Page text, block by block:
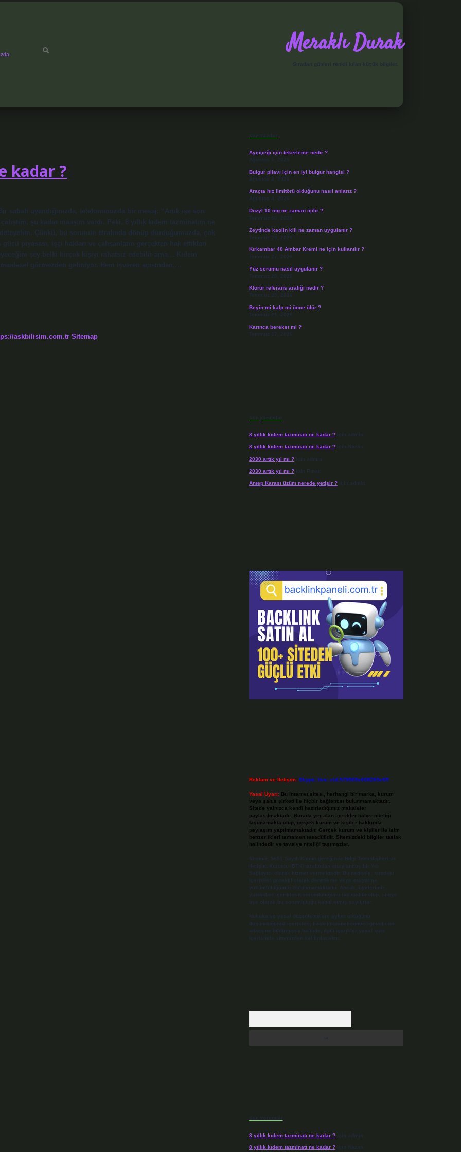
Meraklı Durak
kadar ?
sabah uyandığınızda, telefonunuzda bir mesaj: “Artık işe son
şu kadar maaşım vardı. Peki, 8 yıllık kıdem tazminatım ne
Çünkü, bu sorunun etrafında dönüp durduğumuzda, çok
piyasası, işçi hakları ve çalışanların gerçekten hak ettikleri
şey belki birçok kişiyi rahatsız edebilir ama… Kıdem
görmezden geliniyor. Hem işveren açısından,…
askbilisim.com.tr Sitemap
Son Yazılar
Ayçiçeği için tekerleme nedir ?
Ağustos 5, 2026
Bulgur pilavı için en iyi bulgur hangisi ?
Ağustos 4, 2026
Araçta hız limitörü olduğunu nasıl anlarız ?
Ağustos 4, 2026
Dozyl 10 mg ne zaman içilir ?
Temmuz 30, 2026
Zeytinde kaolin kili ne zaman uygulanır ?
Temmuz 29, 2026
Kırkambar 40 Ambar Kremi ne için kullanılır ?
Temmuz 27, 2026
Yüz serumu nasıl uygulanır ?
Temmuz 26, 2026
Klorür referans aralığı nedir ?
Temmuz 25, 2026
Beyin mi kalp mi önce ölür ?
Temmuz 21, 2026
Karınca bereket mi ?
Temmuz 17, 2026
Son yorumlar
8 yıllık kıdem tazminatı ne kadar ?için admin
8 yıllık kıdem tazminatı ne kadar ?için Nazan
2030 artık yıl mı ?için admin
2030 artık yıl mı ?için Pınar
Antep Karası üzüm nerede yetişir ?için admin
Reklam ve İletişim: Skype: live:.cid.575569c608265c69
Yasal Uyarı: Bu internet sitesi, herhangi bir marka, kurum
veya şahıs şirketi ile hiçbir bağlantısı bulunmamaktadır.
Sitede yalnızca kendi hazırladığımız makaleler
paylaşılmaktadır. Burada yer alan içerikler haber niteliği
taşımamakta olup, gerçek kurum ve kişiler hakkında
paylaşım yapılmamaktadır. Gerçek kurum ve kişiler ile isim
benzerlikleri tamamen tesadüfidir. Sitemizdeki bilgiler taslak
halindedir ve tavsiye niteliği taşımazlar.
Sitemiz, 5651 Sayılı Kanun gereğince Bilgi Teknolojileri ve
İletişim Kurumu (BTK) tarafından onaylanmış bir Yer
Sağlayıcı olarak hizmet vermektedir. Bu nedenle, sitedeki
içerikleri proaktif olarak denetleme veya araştırma
yükümlülüğümüz bulunmamaktadır. Ancak, üyelerimiz
yazdıkları içeriklerin sorumluluğunu taşımakta olup, siteye
üye olarak bu sorumluluğu kabul etmiş sayılırlar.
Hukuka ve yasal düzenlemelere aykırı olduğunu
düşündüğünüz içerikleri,
backlinkpanelicomtr@gmail.com
adresine bildirmeniz halinde, ilgili içerikler yasal süre
içerisinde sitemizden kaldırılacaktır.
Son Yorumlar
8 yıllık kıdem tazminatı ne kadar ?için admin
8 yıllık kıdem tazminatı ne kadar ?için Nazan